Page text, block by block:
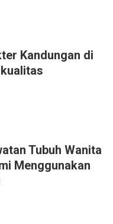
Kandungan di
Tubuh Wanita
Menggunakan